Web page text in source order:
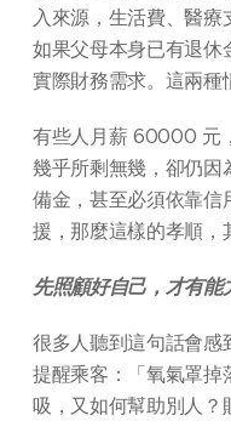
入來源，生活費、醫
如果父母本身已有退休
實際財務需求。這兩種
有些人月薪 60000 元
幾乎所剩無幾，卻仍
備金，甚至必須依靠信
援，那麼這樣的孝順，
先照顧好自己，才有能
很多人聽到這句話會感
提醒乘客：「氧氣罩掉
吸，又如何幫助別人？